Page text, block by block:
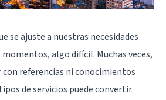
se ajuste a nuestras necesidades
momentos, algo difícil. Muchas veces,
referencias ni conocimientos
de servicios puede convertir